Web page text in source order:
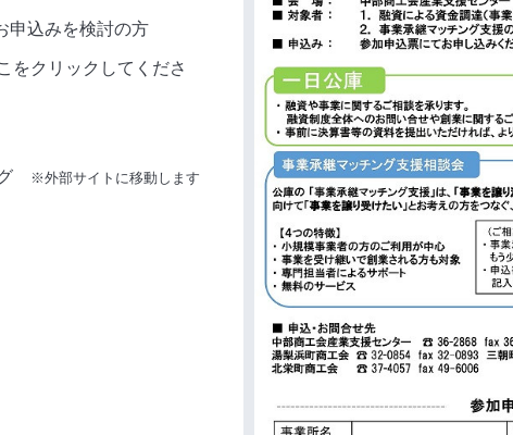
込みを検討の方
をクリックしてくださ
※外部サイトに移動します